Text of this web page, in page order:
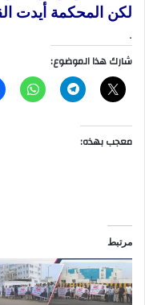
لكن المحكمة أيدت
.
شارك هذا الموضوع:
معجب بهذه:
مرتبط